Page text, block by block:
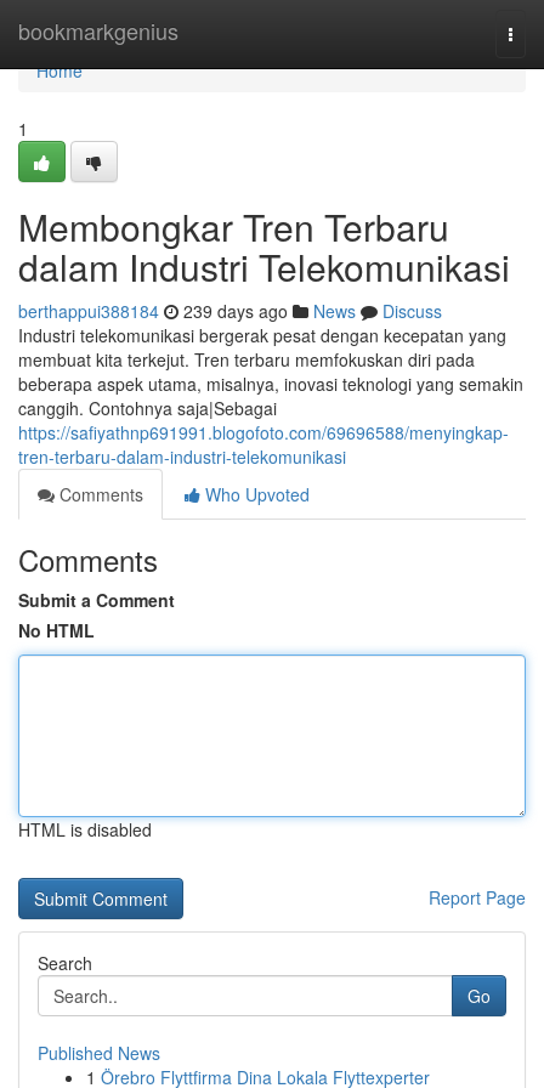
bookmarkgenius
Home
Home
1
Membongkar Tren Terbaru
dalam Industri Telekomunikasi
berthappui388184 239 days ago News
Discuss
Industri telekomunikasi bergerak pesat dengan kecepatan yang
membuat kita terkejut. Tren terbaru memfokuskan diri pada
beberapa aspek utama, misalnya, inovasi teknologi yang semakin
canggih. Contohnya saja|Sebagai
https://safiyathnp691991.blogofoto.com/69696588/menyingkap-
tren-terbaru-dalam-industri-telekomunikasi
Comments
Who Upvoted
Comments
Submit a Comment
No HTML
HTML is disabled
Report Page
Search
Go
Published News
1 Örebro Flyttfirma Dina Lokala Flyttexperter